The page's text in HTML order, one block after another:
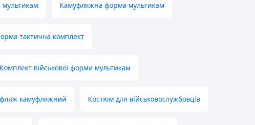
Камуфляжна форма мультикам
тактична комплект
Комплект військової форми мультикам
камуфляжний Костюм для військовослужбовців